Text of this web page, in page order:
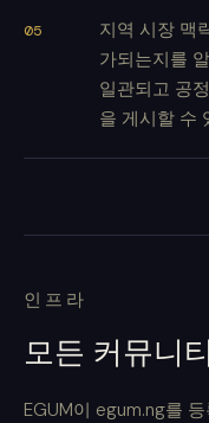
지역 시장 맥
가되는지를
일관되고 공
을 게시할 수
인프라
모든 커뮤니
EGUM이 egum.ng를